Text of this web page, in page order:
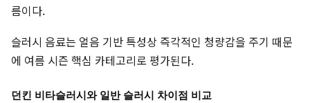
름이다.
슬러시 음료는 얼음 기반 특성상 즉각적인 청량감을 주기 때문
에 여름 시즌 핵심 카테고리로 평가된다.
던킨 비타슬러시와 일반 슬러시 차이점 비교